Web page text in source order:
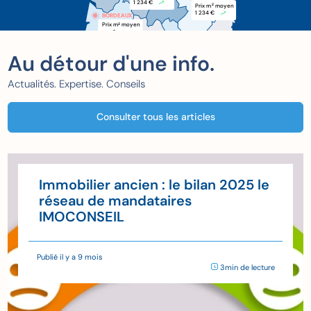
BORDEAUX
BORDEAUX
Prix m2 moyen
xxx €
1 234 € Prix m2 moyen
1 234 €
Au détour d'une info.
Actualités. Expertise. Conseils
Consulter tous les articles
Immobilier ancien : le bilan 2025 le
réseau de mandataires
IMOCONSEIL
Publié il y a 9 mois
3min de lecture